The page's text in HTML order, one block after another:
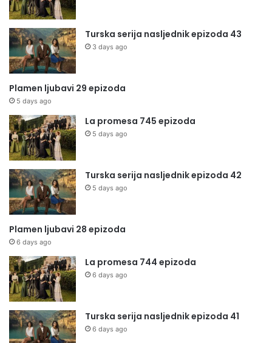
Turska serija nasljednik epizoda 43
3 days ago
Plamen ljubavi 29 epizoda
5 days ago
La promesa 745 epizoda
5 days ago
Turska serija nasljednik epizoda 42
5 days ago
Plamen ljubavi 28 epizoda
6 days ago
La promesa 744 epizoda
6 days ago
Turska serija nasljednik epizoda 41
6 days ago